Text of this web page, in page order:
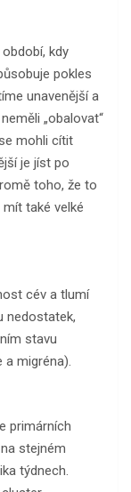
kdy
pokles
unavenější a
„obalovat“
mohli cítit
je jíst po
toho, že to
také velké
cév a tlumí
nedostatek,
stavu
a migréna).
primárních
stejném
týdnech.